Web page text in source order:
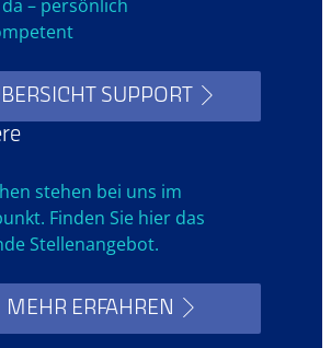
– persönlich
SUPPORT
stehen bei uns im
Finden Sie hier das
Stellenangebot.
MEHR ERFAHREN